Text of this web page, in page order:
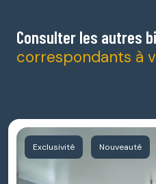
Consulter les autres
correspondants à
Exclusivité Nouveauté